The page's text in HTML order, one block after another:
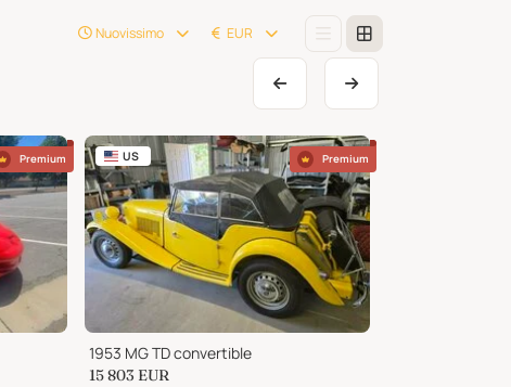
Nuovissimo EUR
Premium US Premium
1953 MG TD convertible
15 803 EUR